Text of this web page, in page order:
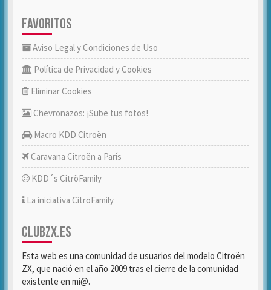
FAVORITOS
Aviso Legal y Condiciones de Uso
Política de Privacidad y Cookies
Eliminar Cookies
Chevronazos: ¡Sube tus fotos!
Macro KDD Citroën
Caravana Citroën a París
KDD´s CitröFamily
La iniciativa CitröFamily
CLUBZX.ES
Esta web es una comunidad de usuarios del modelo Citroën
ZX, que nació en el año 2009 tras el cierre de la comunidad
existente en mi@.